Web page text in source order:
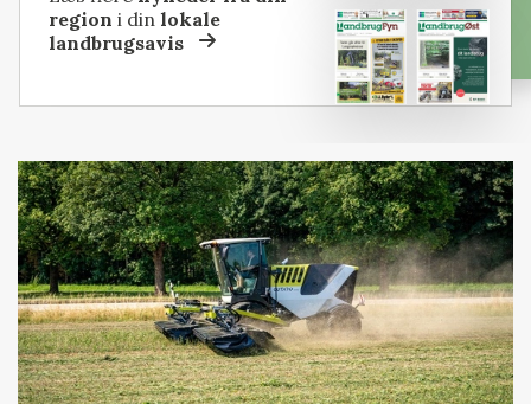
region i dinlokale
landbrugsavis